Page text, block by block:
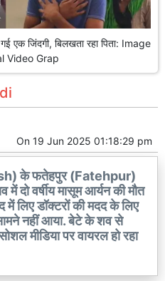
एक जिंदगी, बिलखता रहा पिता: Image
Video Grap
On 19 Jun 2025 01:18:29 pm
के फतेहपुर (Fatehpur)
दो वर्षीय मासूम आर्यन की मौत
में लिए डॉक्टरों की मदद के लिए
नहीं आया. बेटे के शव से
मीडिया पर वायरल हो रहा